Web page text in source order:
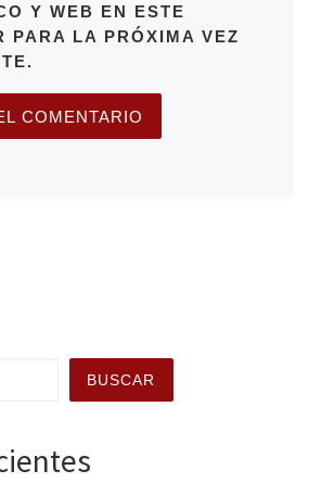
Y WEB EN ESTE
PARA LA PRÓXIMA VEZ
BUSCAR